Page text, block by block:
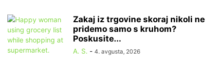
Zakaj iz trgovine skoraj nikoli ne
pridemo samo s kruhom?
Poskusite...
A. S. - 4. avgusta, 2026